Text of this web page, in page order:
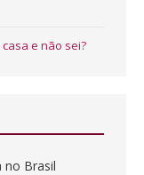
e não sei?
no Brasil